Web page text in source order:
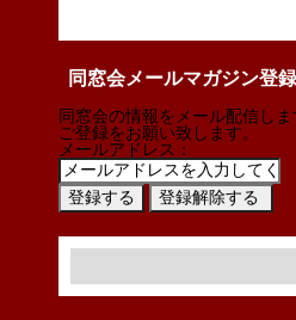
同窓会メールマガジン登録
同窓会の情報をメール配信し
ご登録をお願い致します。
メールアドレス：